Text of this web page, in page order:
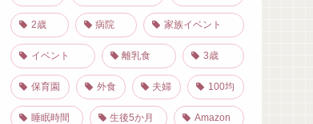
2歳 病院 家族イベント
イベント 離乳食 3歳
保育園 外食 夫婦 100均
睡眠時間 生後5か月 Amazon